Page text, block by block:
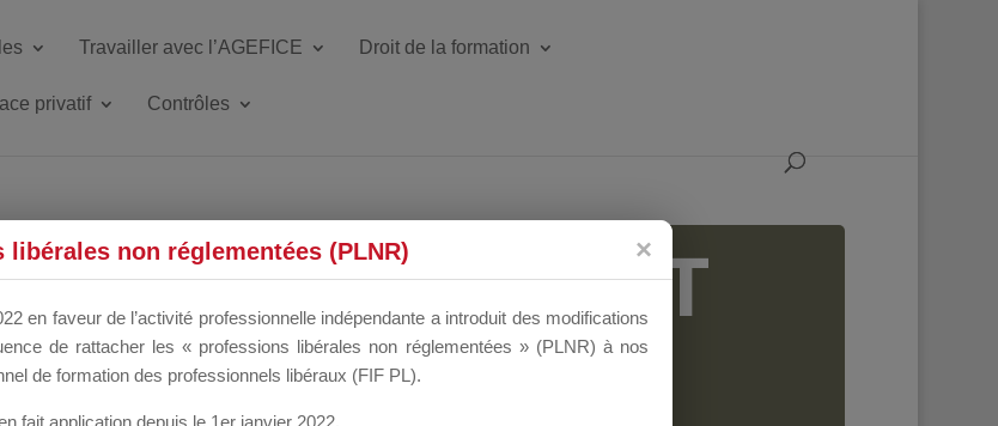
Travailler avec l’AGEFICE Droit de la formation
privatif Contrôles
DU DIRIGEANT
libérales non réglementées (PLNR)
en faveur de l’activité professionnelle indépendante a introduit des modifications
de rattacher les « professions libérales non réglementées » (PLNR) à nos
de formation des professionnels libéraux (FIF PL).
fait application depuis le 1er janvier 2022.